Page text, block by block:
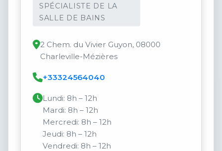
SPÉCIALISTE DE LA
SALLE DE BAINS
2 Chem. du Vivier Guyon, 08000
Charleville-Mézières
+33324564040
Lundi: 8h – 12h
Mardi: 8h – 12h
Mercredi: 8h – 12h
Jeudi: 8h – 12h
Vendredi: 8h – 12h